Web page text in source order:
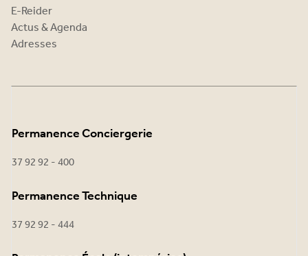
E-Reider
Actus & Agenda
Adresses
Permanence Conciergerie
37 92 92 - 400
Permanence Technique
37 92 92 - 444